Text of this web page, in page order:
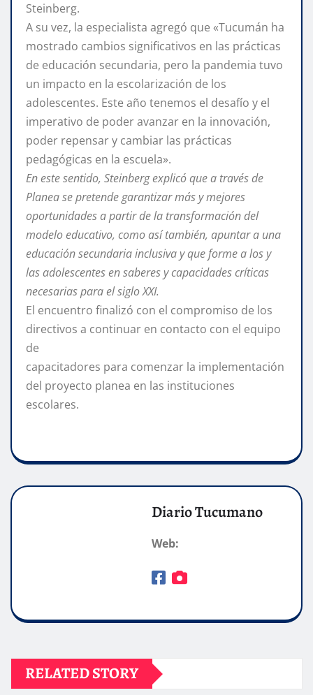
Steinberg.
A su vez, la especialista agregó que «Tucumán ha
mostrado cambios significativos en las prácticas
de educación secundaria, pero la pandemia tuvo
un impacto en la escolarización de los
adolescentes. Este año tenemos el desafío y el
imperativo de poder avanzar en la innovación,
poder repensar y cambiar las prácticas
pedagógicas en la escuela».
En este sentido, Steinberg explicó que a través de
Planea se pretende garantizar más y mejores
oportunidades a partir de la transformación del
modelo educativo, como así también, apuntar a una
educación secundaria inclusiva y que forme a los y
las adolescentes en saberes y capacidades críticas
necesarias para el siglo XXI.
El encuentro finalizó con el compromiso de los
directivos a continuar en contacto con el equipo
de
capacitadores para comenzar la implementación
del proyecto planea en las instituciones
escolares.
Diario Tucumano
Web:
RELATED STORY